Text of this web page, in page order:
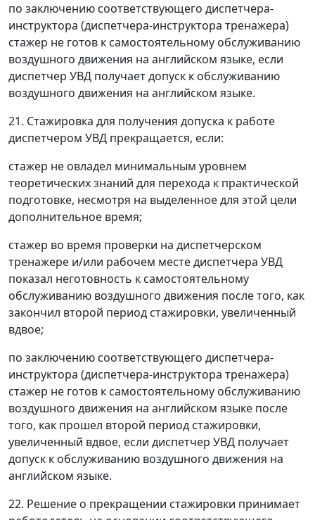
по заключению соответствующего диспетчера-
инструктора (диспетчера-инструктора тренажера)
стажер не готов к самостоятельному обслуживанию
воздушного движения на английском языке, если
диспетчер УВД получает допуск к обслуживанию
воздушного движения на английском языке.
21. Стажировка для получения допуска к работе
диспетчером УВД прекращается, если:
стажер не овладел минимальным уровнем
теоретических знаний для перехода к практической
подготовке, несмотря на выделенное для этой цели
дополнительное время;
стажер во время проверки на диспетчерском
тренажере и/или рабочем месте диспетчера УВД
показал неготовность к самостоятельному
обслуживанию воздушного движения после того, как
закончил второй период стажировки, увеличенный
вдвое;
по заключению соответствующего диспетчера-
инструктора (диспетчера-инструктора тренажера)
стажер не готов к самостоятельному обслуживанию
воздушного движения на английском языке после
того, как прошел второй период стажировки,
увеличенный вдвое, если диспетчер УВД получает
допуск к обслуживанию воздушного движения на
английском языке.
22. Решение о прекращении стажировки принимает